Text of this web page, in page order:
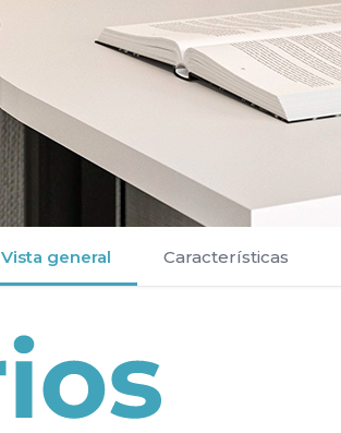
Vista general Características